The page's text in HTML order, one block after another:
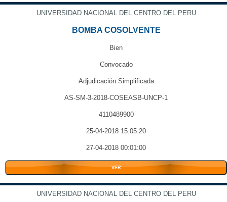
UNIVERSIDAD NACIONAL DEL CENTRO DEL PERU
BOMBA COSOLVENTE
Bien
Convocado
Adjudicación Simplificada
AS-SM-3-2018-COSEASB-UNCP-1
4110489900
25-04-2018 15:05:20
27-04-2018 00:01:00
VER
UNIVERSIDAD NACIONAL DEL CENTRO DEL PERU